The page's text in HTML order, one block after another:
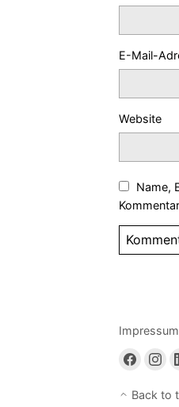
E-Mail-
Website
Name,
Impressum
Back to